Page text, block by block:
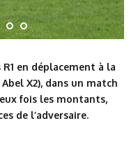
en déplacement à la
X2), dans un match
fois les montants,
de l’adversaire.